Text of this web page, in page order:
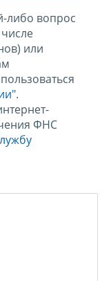
либо вопрос
или
.
ФНС